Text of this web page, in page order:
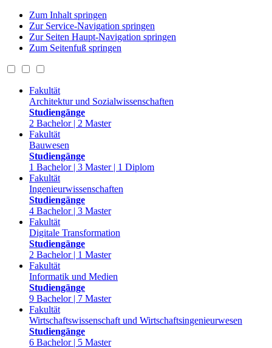
Zum Inhalt springen
Zur Service-Navigation springen
Zur Seiten Haupt-Navigation springen
Zum Seitenfuß springen
Fakultät
Architektur und Sozialwissenschaften
Studiengänge
2 Bachelor | 2 Master
Fakultät
Bauwesen
Studiengänge
1 Bachelor | 3 Master | 1 Diplom
Fakultät
Ingenieurwissenschaften
Studiengänge
4 Bachelor | 3 Master
Fakultät
Digitale Transformation
Studiengänge
2 Bachelor | 1 Master
Fakultät
Informatik und Medien
Studiengänge
9 Bachelor | 7 Master
Fakultät
Wirtschaftswissenschaft und Wirtschaftsingenieurwesen
Studiengänge
6 Bachelor | 5 Master